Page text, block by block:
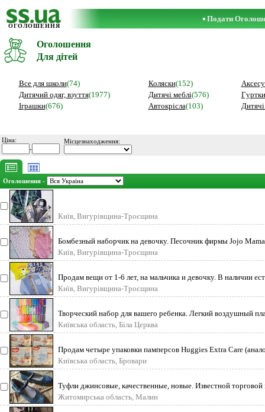
ОГОЛОШЕННЯ
Подати
Оголошення
Для дітей
Все для школи(74)
Дитячий одяг, взуття(1977)
Іграшки(676)
Коляски(152)
Дитячі меблі(576)
Автокрісла(103)
Ціна:
-
Місцезнаходження:
Оголошення -
Київ, Вигурівщина-Троєщина
Бомбезный наборчик на девочку. Песочник фирмы Jojo
Київ, Вигурівщина-Троєщина
Продам вещи от 1-6 лет, на мальчика и девочку. В наличии
Київ, Вигурівщина-Троєщина
Творческий набор для вашего ребенка. Легкий воздушный
Київська область, Біла Церква
Продам четыре упаковки памперсов Huggies Extra Care
Київська область, Бровари
Туфли джинсовые, качественные, новые. Известной
Житомирська область, Малин